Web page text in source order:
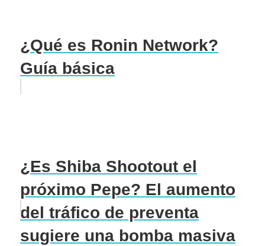
¿Qué es Ronin Network?
Guía básica
¿Es Shiba Shootout el
próximo Pepe? El aumento
del tráfico de preventa
sugiere una bomba masiva